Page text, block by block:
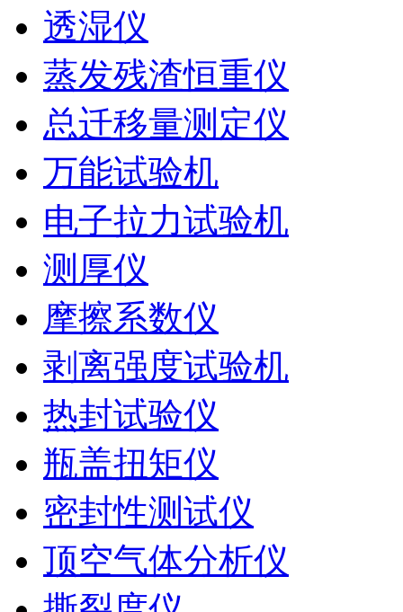
透湿仪
蒸发残渣恒重仪
总迁移量测定仪
万能试验机
电子拉力试验机
测厚仪
摩擦系数仪
剥离强度试验机
热封试验仪
瓶盖扭矩仪
密封性测试仪
顶空气体分析仪